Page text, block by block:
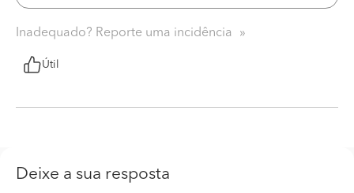
Inadequado? Reporte uma incidência
Útil
Deixe a sua resposta